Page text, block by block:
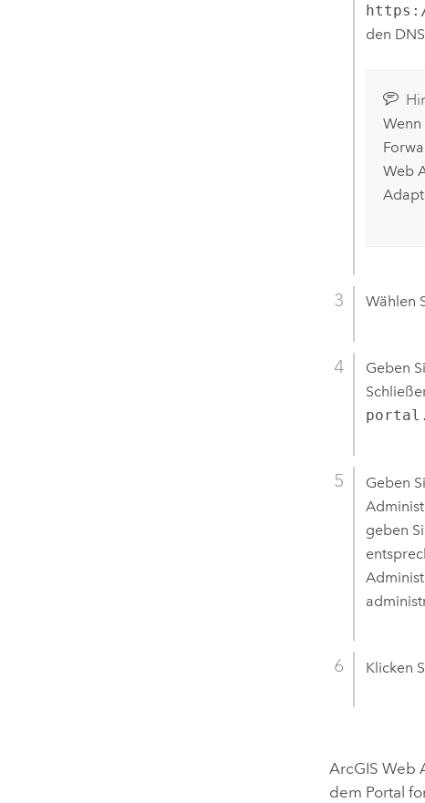
den
Wenn
Web
Wählen
Geben
Geben
geben
Klicken
ArcGIS Web
dem Portal